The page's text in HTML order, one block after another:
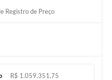
Registro de Preço
R$ 1.059.351,75